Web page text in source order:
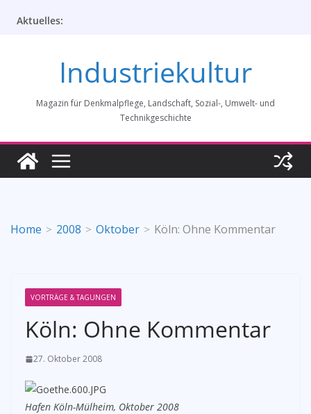
Inhalt
Aktuelles:
Industriekultur
Magazin für Denkmalpflege, Landschaft, Sozial-, Umwelt- und
Technikgeschichte
Home 2008 Oktober Köln: Ohne Kommentar
VORTRÄGE & TAGUNGEN
Köln: Ohne Kommentar
27. Oktober 2008
Hafen Köln-Mülheim, Oktober 2008